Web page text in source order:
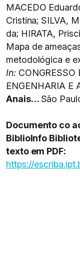
MACEDO
Cristina; SILVA,
da; HIRATA,
Mapa de
metodológica e
In: CONGRESSO
ENGENHARIA E
Anais… São
Documento co
BiblioInfo
texto em PDF:
https://